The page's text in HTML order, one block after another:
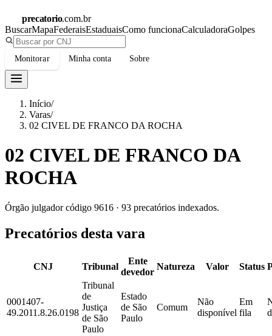
precatorio.com.br
BuscarMapaFederaisEstaduaisComo funcionaCalculadoraGolpes
Monitorar Minha conta Sobre
Início/
Varas/
02 CIVEL DE FRANCO DA ROCHA
02 CIVEL DE FRANCO DA
ROCHA
Órgão julgador código 9616 · 93 precatórios indexados.
Precatórios desta vara
CNJ Tribunal
Ente
devedor
Natureza Valor Status
0001407-
49.2011.8.26.0198
Tribunal
de
Justiça
de São
Paulo
Estado
de São
Paulo
Comum
Não
disponível
Em
fila